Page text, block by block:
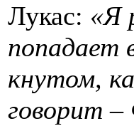
Лукас: «Я
попадает
кнутом,
говорит